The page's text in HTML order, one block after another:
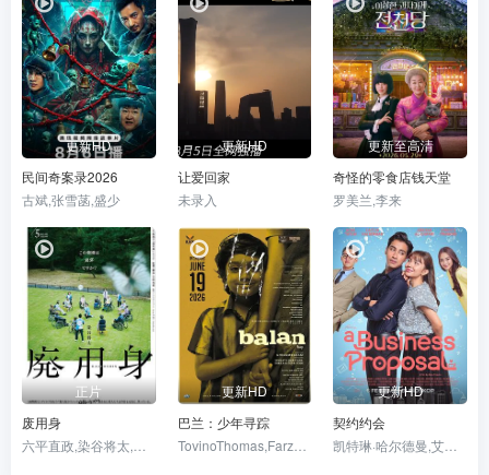
更新HD
民间奇案录2026
古斌,张雪菡,盛少
更新HD
让爱回家
未录入
更新至高清
奇怪的零食店钱天堂
罗美兰,李来
正片
废用身
更新HD
巴兰：少年寻踪
TovinoThomas,FarzanaPalathingal,AbhiramRadhakrishnan
更新HD
契约约会